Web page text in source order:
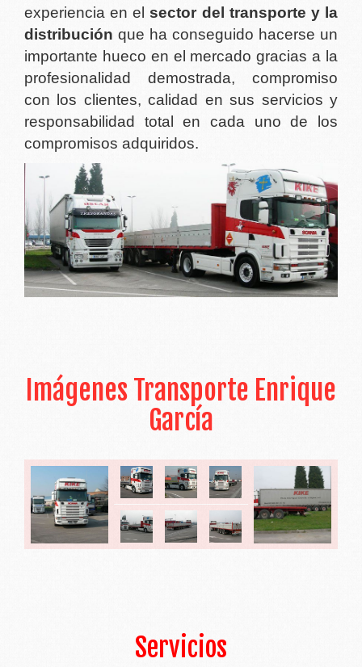
experiencia en elsector del transporte y la
distribución que ha conseguido hacerse un
importante hueco en el mercado gracias a la
profesionalidad demostrada, compromiso
con los clientes, calidad en sus servicios y
responsabilidad total en cada uno de los
compromisos adquiridos.
Imágenes Transporte Enrique
García
Servicios